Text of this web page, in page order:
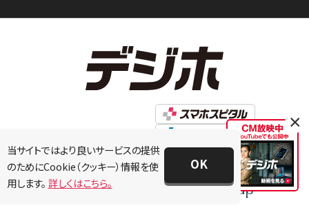
×
当サイトではより良いサービスの提供
のためにCookie（クッキー）情報を使
用します。 詳しくはこちら。
OK